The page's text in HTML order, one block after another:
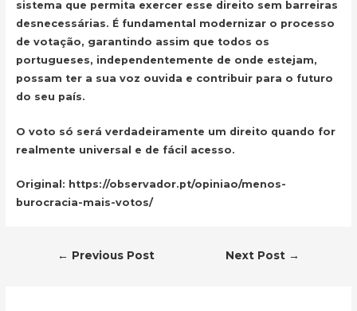
sistema que permita exercer esse direito sem barreiras
desnecessárias. É fundamental modernizar o processo
de votação, garantindo assim que todos os
portugueses, independentemente de onde estejam,
possam ter a sua voz ouvida e contribuir para o futuro
do seu país.
O voto só será verdadeiramente um direito quando for
realmente universal e de fácil acesso.
Original: https://observador.pt/opiniao/menos-
burocracia-mais-votos/
Post
← Previous Post Next Post →